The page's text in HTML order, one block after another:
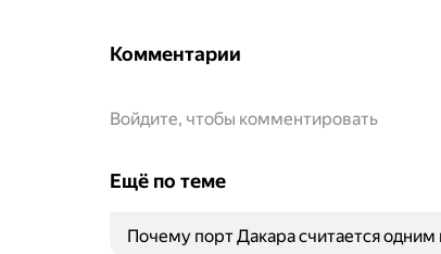
Комментарии
Войдите, чтобы комментировать
Ещё по теме
Почему порт Дакара считается